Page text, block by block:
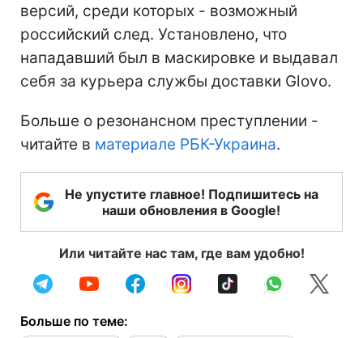
версий, среди которых - возможный
российский след. Установлено, что
нападавший был в маскировке и выдавал
себя за курьера службы доставки Glovo.
Больше о резонансном преступлении -
читайте в материале РБК-Украина.
Не упустите главное! Подпишитесь на
наши обновления в Google!
Или читайте нас там, где вам удобно!
Больше по теме: